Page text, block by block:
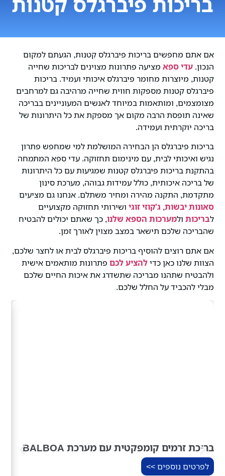
אם אתם מחפשים בריכות פיברגלס קטנות, הגעתם למקום
הנכון.עדי ספאמציעה פתרונות מצוינים לבריכות שחייה
קטנות, מיוצרות מחומר פיברגלס איכותי ועמיד. בריכות
פיברגלס קטנות מספקות חווית שחייה מרהיבה גם למרחבים
מצומצמים, ומותאמות במיוחד לאנשים המעוניינים בבריכה
שאינה תופסת הרבה מקום אך מספקת את כל היתרונות של
בריכה יוקרתית ועמידה.
בריכות פיברגלס הן הבחירה המושלמת למי שמחפש פתרון
נגיש ואיכותי לבית, עם מינימום תחזוקה. עדי ספא המתמחה
בהתקנת בריכות פיברגלס קטנות שמגיעות עם כל היתרונות
של בריכה איכותית, כולל עמידות גבוהה, מערכת סינון
מתקדמת, התקנה מהירה ומחיר משתלם. אנחנו גם מציעים
סאונות יבשות,ג'קוזי זוגיושירותי תחזוקה מקצועיים
בריכותולמערכות הספא שלנו, כך שאתם יכולים להבטיח
שהבריכה שלכם תישאר במצב מצוין לאורך זמן.
אם אתם רוצים להוסיף בריכות פיברגלס לבית או לחצר שלכם,
הצוות שלנו כאן כדילהציע לכםפתרונות מותאמים אישית
ולהבטיח שתהנו מבריכה שתשדרג את איכות החיים שלכם
מבלי להכביד על החלל שלכם.
בריכת זרמים קומפקטית עם מערכת BALBOA
לפרטים נוספים >>